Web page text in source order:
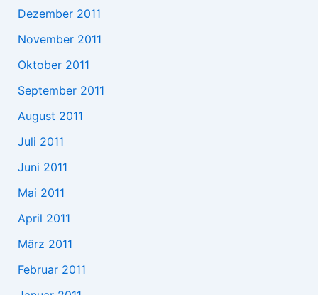
Dezember 2011
November 2011
Oktober 2011
September 2011
August 2011
Juli 2011
Juni 2011
Mai 2011
April 2011
März 2011
Februar 2011